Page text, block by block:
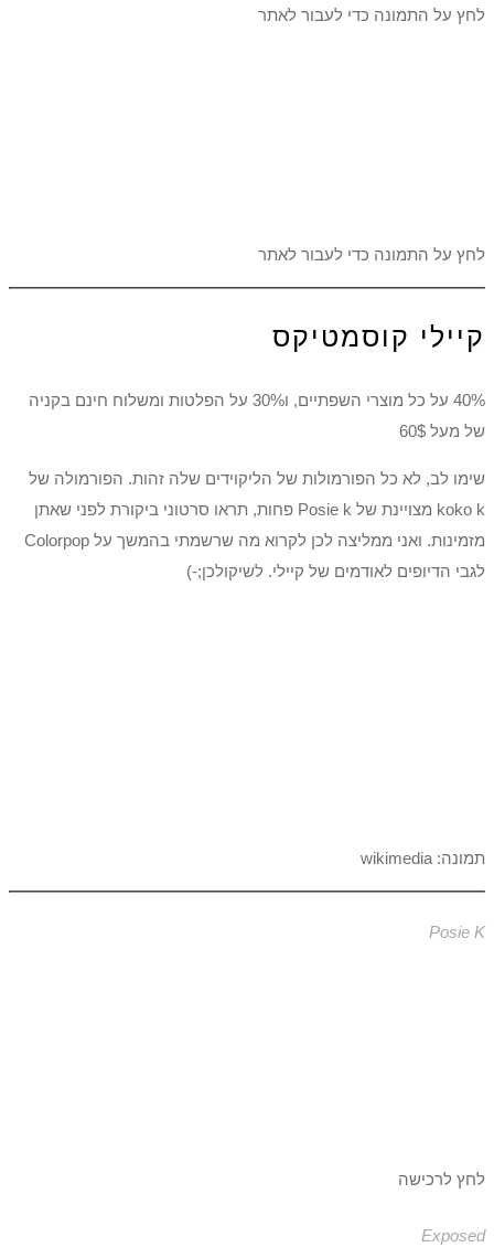
לחץ על התמונה כדי לעבור לאתר
לחץ על התמונה כדי לעבור לאתר
קיילי קוסמטיקס
40% על כל מוצרי השפתיים, ו30% על הפלטות ומשלוח חינם בקניה
של מעל 60$
שימו לב, לא כל הפורמולות של הליקוידים שלה זהות. הפורמולה של
koko k מצויינת של Posie k פחות, תראו סרטוני ביקורת לפני שאתן
מזמינות. ואני ממליצה לכן לקרוא מה שרשמתי בהמשך על Colorpop
לגבי הדיופים לאודמים של קיילי. לשיקולכן;-)
תמונה: wikimedia
Posie K
לחץ לרכישה
Exposed